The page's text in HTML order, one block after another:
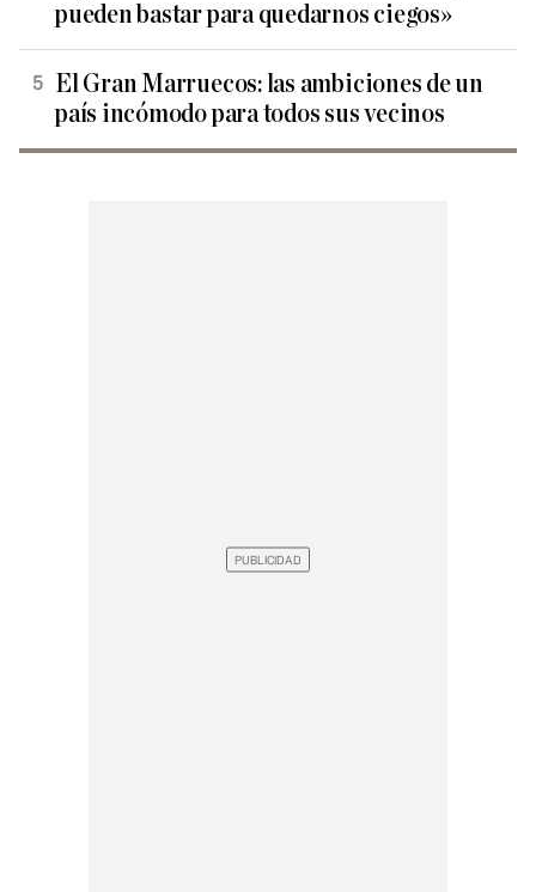
pueden bastar para quedarnos ciegos»
El Gran Marruecos: las ambiciones de un
país incómodo para todos sus vecinos